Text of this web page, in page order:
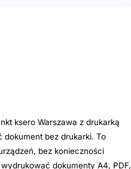
ksero Warszawa z drukarką
dokument bez drukarki. To
bez konieczności
dokumenty A4, PDF,